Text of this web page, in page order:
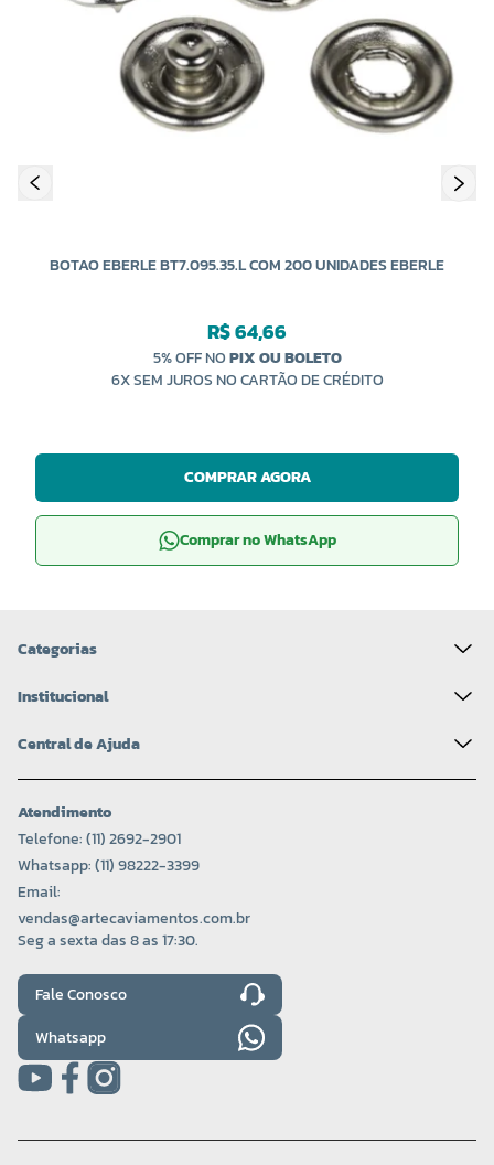
BOTAO EBERLE BT7.095.35.L COM 200 UNIDADES EBERLE
R$ 64,66
5% OFF NOPIX OU BOLETO
6X SEM JUROS NO CARTÃO DE CRÉDITO
COMPRAR AGORA
Comprar no WhatsApp
Categorias
Institucional
Central de Ajuda
Atendimento
Telefone: (11) 2692-2901
Whatsapp: (11) 98222-3399
Email:
vendas@artecaviamentos.com.br
Seg a sexta das 8 as 17:30.
Fale Conosco
Whatsapp